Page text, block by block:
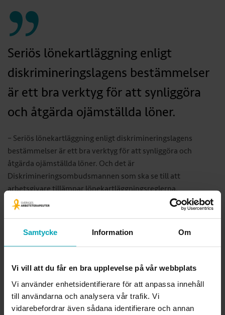
Samtycke Information Om
Vi vill att du får en bra upplevelse på vår webbplats
Vi använder enhetsidentifierare för att anpassa innehåll
till användarna och analysera vår trafik. Vi
vidarebefordrar även sådana identifierare och annan
Seriös lönekartläggning enligt
diskrimineringslagens bestämmelser
är ett bra verktyg för att synliggöra
och åtgärda ojämställda löner.
– Seriös lönekartläggning enligt diskrimineringslagens
bestämmelser är ett bra verktyg för att synliggöra och
åtgärda ojämställda löner. Och det är
Diskrimineringsombudsmannen som ska se till att
arbetsgivare tillämpar lönekartläggnings­reglerna.
Lena Svenaeus understryker vikten av att DO gör en djupare
följer upp anmälningar om diskriminering. Enligt forskningen
behövs det sanktioner för att få till förändringar när nya
Men sedan DO bildades 2009 har myndigheten inte använt
de sanktioner som lagen ­erbjuder mot arbetsgivare som
struntar i att göra ­lönekartläggningar eller arbeta för